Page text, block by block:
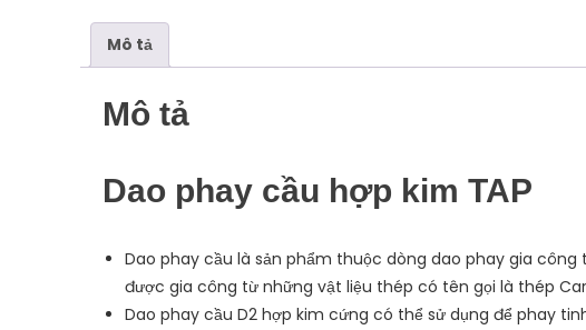
Mô tả
Mô tả
Dao phay cầu hợp kim TAP
Dao phay cầu là sản phẩm thuộc dòng dao phay gia
được gia công từ những vật liệu thép có tên gọi là thép
Dao phay cầu D2 hợp kim cứng có thể sử dụng để phay